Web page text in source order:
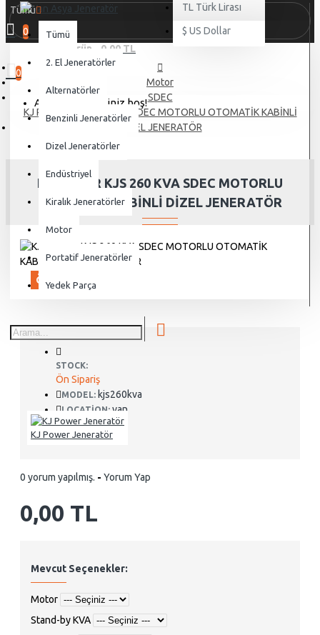
TL Türk Lirası
$ US Dollar
0
0 ürün - 0,00 TL
0
Alışveriş sepetiniz boş!
Tümü
Tümü
2. El Jeneratörler
Alternatörler
Benzinli Jeneratörler
Dizel Jeneratörler
Endüstriyel
Kiralık Jeneratörler
Motor
Portatif Jeneratörler
Yedek Parça
Motor
SDEC
KJ POWER KJS 260 KVA SDEC MOTORLU OTOMATİK KABİNLİ
DİZEL JENERATÖR
KJ POWER KJS 260 KVA SDEC MOTORLU
OTOMATİK KABİNLİ DİZEL JENERATÖR
ÖN SIPARIŞ
STOCK:
Ön Sipariş
MODEL: kjs260kva
LOCATION: van
KJ Power Jeneratör
0 yorum yapılmış. - Yorum Yap
0,00 TL
Mevcut Seçenekler:
Motor
Stand-by KVA